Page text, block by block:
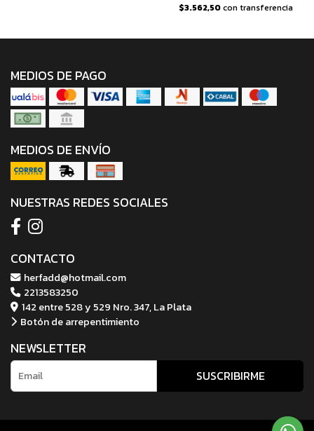
$3.562,50con transferencia
MEDIOS DE PAGO
MEDIOS DE ENVÍO
NUESTRAS REDES SOCIALES
CONTACTO
herfadd@hotmail.com
2213583250
142 entre 528 y 529 Nro. 347, La Plata
Botón de arrepentimiento
NEWSLETTER
SUSCRIBIRME